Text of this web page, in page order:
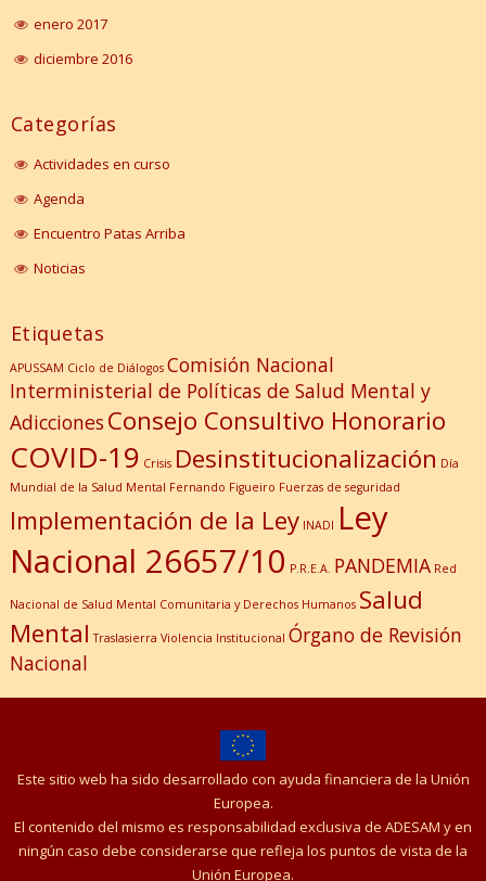
enero 2017
diciembre 2016
Categorías
Actividades en curso
Agenda
Encuentro Patas Arriba
Noticias
Etiquetas
APUSSAM Ciclo de Diálogos Comisión Nacional
Interministerial de Políticas de Salud Mental y
Adicciones Consejo Consultivo Honorario
COVID-19 Crisis Desinstitucionalización Día
Mundial de la Salud Mental Fernando Figueiro Fuerzas de seguridad
Implementación de la Ley INADI Ley
Nacional 26657/10 P.R.E.A. PANDEMIA Red
Nacional de Salud Mental Comunitaria y Derechos Humanos Salud
Mental Traslasierra Violencia Institucional Órgano de Revisión
Nacional
Este sitio web ha sido desarrollado con ayuda financiera de la Unión
Europea.
El contenido del mismo es responsabilidad exclusiva de ADESAM y en
ningún caso debe considerarse que refleja los puntos de vista de la
Unión Europea.